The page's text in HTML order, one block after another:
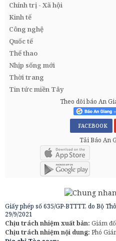
Chính trị - Xã hội
Kinh tế
Công nghệ
Quốc tế
Thể thao
Nhịp sống mới
Thời trang
Tin tức miền Tây
Theo dõi báo An
FACEBOOK
Tải Báo An
Giấy phép số 635/GP-BTTTT, do Bộ
29/9/2021
Chịu trách nhiệm xuất bản: Giám
Chịu trách nhiệm nội dung: Phó